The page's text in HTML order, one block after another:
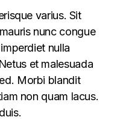
varius. Sit
nunc congue
nulla
et malesuada
Morbi blandit
non quam lacus.